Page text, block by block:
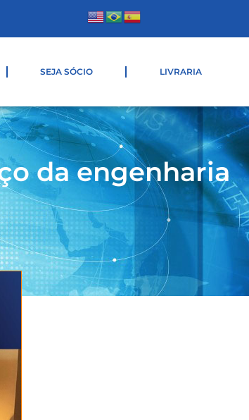
SEJA SÓCIO LIVRARIA
da engenharia